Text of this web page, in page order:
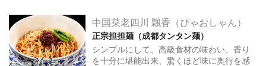
中国菜老四川 飄香（ぴゃおしゃん）
正宗担担麺（成都タンタン麺）
シンプルにして、高級食材の味わい、香り
を十分に堪能出来、驚くほど味に奥行を感